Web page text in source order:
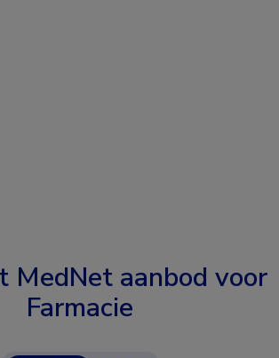
MedNet aanbod voor
Farmacie